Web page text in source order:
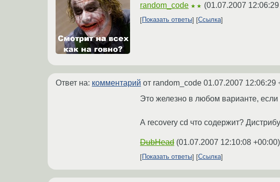
random_code ★★ (01.07.2007
Показать ответы Ссылка
Ответ на: комментарий от random_code 01.07.2007 12:06:29
Это железно в любом варианте,
А recovery cd что содержит?
DubHead (01.07.2007 12:10:08 +00:00)
Показать ответы
Ссылка